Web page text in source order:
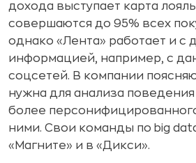
дохода выступает карта
совершаются до 95% всех
однако «Лента» работает и с
информацией, например, с
соцсетей. В компании
нужна для анализа поведения
более
ними. Свои команды по big
«Магните» и в «Дикси».